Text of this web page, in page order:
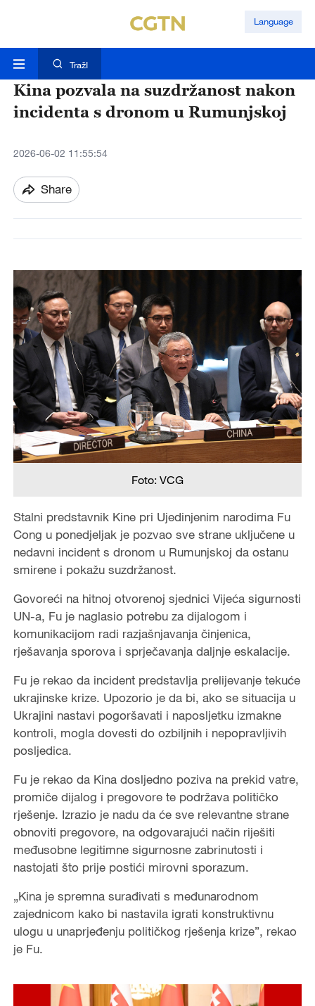
Language
TražI
Kina pozvala na suzdržanost nakon
incidenta s dronom u Rumunjskoj
2026-06-02 11:55:54
Share
Foto: VCG
Stalni predstavnik Kine pri Ujedinjenim narodima Fu
Cong u ponedjeljak je pozvao sve strane uključene u
nedavni incident s dronom u Rumunjskoj da ostanu
smirene i pokažu suzdržanost.
Govoreći na hitnoj otvorenoj sjednici Vijeća sigurnosti
UN-a, Fu je naglasio potrebu za dijalogom i
komunikacijom radi razjašnjavanja činjenica,
rješavanja sporova i sprječavanja daljnje eskalacije.
Fu je rekao da incident predstavlja prelijevanje tekuće
ukrajinske krize. Upozorio je da bi, ako se situacija u
Ukrajini nastavi pogoršavati i naposljetku izmakne
kontroli, mogla dovesti do ozbiljnih i nepopravljivih
posljedica.
Fu je rekao da Kina dosljedno poziva na prekid vatre,
promiče dijalog i pregovore te podržava političko
rješenje. Izrazio je nadu da će sve relevantne strane
obnoviti pregovore, na odgovarajući način riješiti
međusobne legitimne sigurnosne zabrinutosti i
nastojati što prije postići mirovni sporazum.
„Kina je spremna surađivati s međunarodnom
zajednicom kako bi nastavila igrati konstruktivnu
ulogu u unaprjeđenju političkog rješenja krize”, rekao
je Fu.